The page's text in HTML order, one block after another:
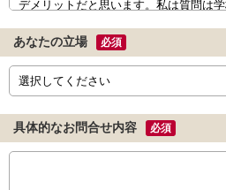
あなたの立場 必須
具体的なお問合せ内容 必須